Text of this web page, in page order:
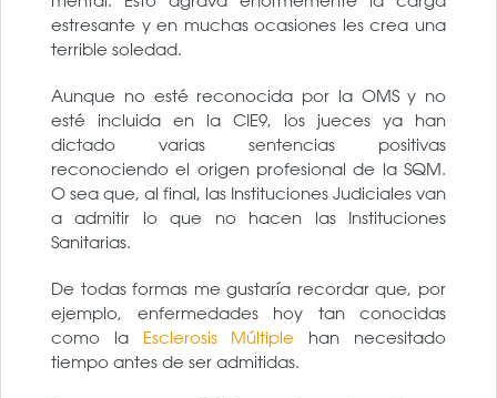
estresante y en muchas ocasiones les crea una
terrible soledad.
Aunque no esté reconocida por la OMS y no
esté incluida en la CIE9, los jueces ya han
dictado varias sentencias positivas
reconociendo el origen profesional de la SQM.
O sea que, al final, las Instituciones Judiciales van
a admitir lo que no hacen las Instituciones
Sanitarias.
De todas formas me gustaría recordar que, por
ejemplo, enfermedades hoy tan conocidas
como la Esclerosis Múltiple han necesitado
tiempo antes de ser admitidas.